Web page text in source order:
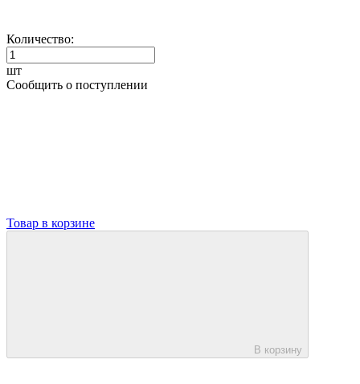
Количество:
шт
Сообщить о поступлении
Товар в корзине
В корзину